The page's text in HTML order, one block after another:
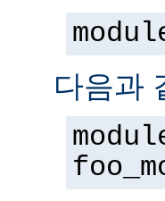
다음과